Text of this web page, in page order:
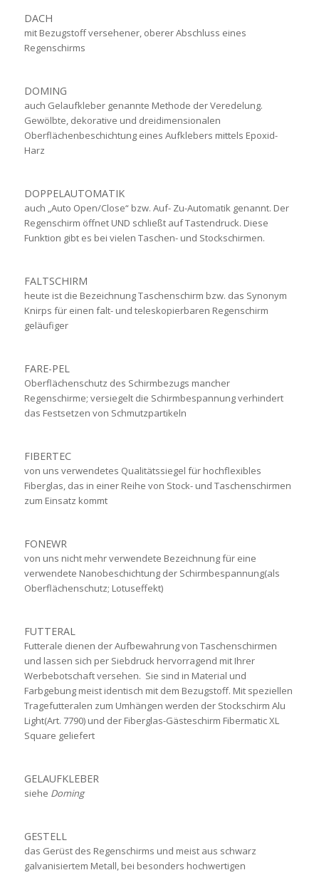
DACH
mit Bezugstoff versehener, oberer Abschluss eines
Regenschirms
DOMING
auch Gelaufkleber genannte Methode der Veredelung.
Gewölbte, dekorative und dreidimensionalen
Oberflächenbeschichtung eines Aufklebers mittels Epoxid-
Harz
DOPPELAUTOMATIK
auch „Auto Open/Close“ bzw. Auf- Zu-Automatik genannt. Der
Regenschirm öffnet UND schließt auf Tastendruck. Diese
Funktion gibt es bei vielen Taschen- und Stockschirmen.
FALTSCHIRM
heute ist die Bezeichnung Taschenschirm bzw. das Synonym
Knirps für einen falt- und teleskopierbaren Regenschirm
geläufiger
FARE-PEL
Oberflächenschutz des Schirmbezugs mancher
Regenschirme; versiegelt die Schirmbespannung verhindert
das Festsetzen von Schmutzpartikeln
FIBERTEC
von uns verwendetes Qualitätssiegel für hochflexibles
Fiberglas, das in einer Reihe von Stock- und Taschenschirmen
zum Einsatz kommt
FONEWR
von uns nicht mehr verwendete Bezeichnung für eine
verwendete Nanobeschichtung der Schirmbespannung(als
Oberflächenschutz; Lotuseffekt)
FUTTERAL
Futterale dienen der Aufbewahrung von Taschenschirmen
und lassen sich per Siebdruck hervorragend mit Ihrer
Werbebotschaft versehen. Sie sind in Material und
Farbgebung meist identisch mit dem Bezugstoff. Mit speziellen
Tragefutteralen zum Umhängen werden der Stockschirm Alu
Light(Art. 7790) und der Fiberglas-Gästeschirm Fibermatic XL
Square geliefert
GELAUFKLEBER
siehe Doming
GESTELL
das Gerüst des Regenschirms und meist aus schwarz
galvanisiertem Metall, bei besonders hochwertigen